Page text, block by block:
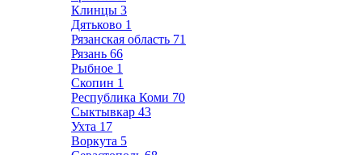
Клинцы 3
Дятьково 1
Рязанская область 71
Рязань 66
Рыбное 1
Скопин 1
Республика Коми 70
Сыктывкар 43
Ухта 17
Воркута 5